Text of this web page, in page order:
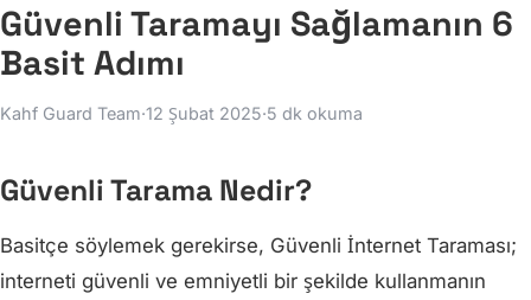
Güvenli Taramayı Sağlamanın 6
Basit Adımı
Kahf Guard Team·12 Şubat 2025·5 dk okuma
Güvenli Tarama Nedir?
Basitçe söylemek gerekirse, Güvenli İnternet Taraması;
interneti güvenli ve emniyetli bir şekilde kullanmanın